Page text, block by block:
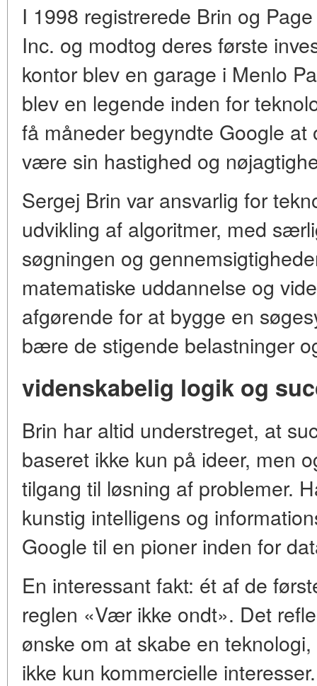
I 1998 registrerede Brin og
Inc. og modtog deres første
kontor blev en garage i Menlo
blev en legende inden for
få måneder begyndte Google
være sin hastighed og
Sergej Brin var ansvarlig for
udvikling af algoritmer, med
søgningen og
matematiske uddannelse og
afgørende for at bygge en
bære de stigende belastninger
videnskabelig logik og
Brin har altid understreget, at
baseret ikke kun på ideer, men
tilgang til løsning af problemer.
kunstig intelligens og
Google til en pioner inden for
En interessant fakt: ét af de
reglen «Vær ikke ondt». Det
ønske om at skabe en
ikke kun kommercielle